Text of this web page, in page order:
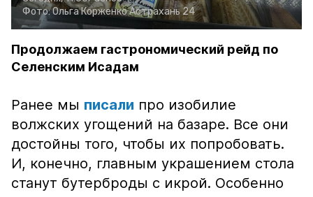
Фото:Ольга КорженкоАстрахань 24
Продолжаем гастрономический рейд по
Селенским Исадам
Ранее мы писали про изобилие
волжских угощений на базаре. Все они
достойны того, чтобы их попробовать.
И, конечно, главным украшением стола
станут бутерброды с икрой. Особенно